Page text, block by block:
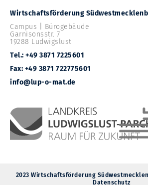
Wirtschaftsförderung
Campus | Bürogebäude
Garnisonsstr. 7
19288 Ludwigslust
Tel.: +49 3871 7225601
Fax: +49 3871 722775601
info@lup-o-mat.de
2023 Wirtschaftsförderung
Datenschutz